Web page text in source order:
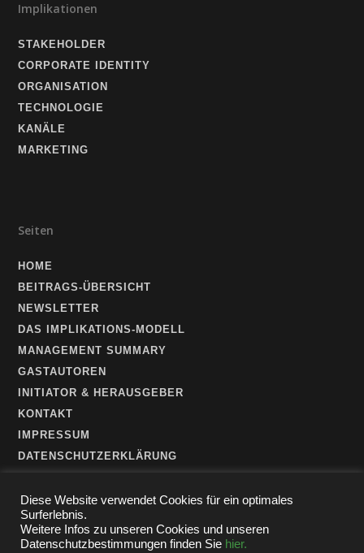
Implikationen
STAKEHOLDER
CORPORATE IDENTITY
ORGANISATION
TECHNOLOGIE
KANÄLE
MARKETING
Seiten
HOME
BEITRAGS-ÜBERSICHT
NEWSLETTER
DAS IMPLIKATIONS-MODELL
MANAGEMENT SUMMARY
GASTAUTOREN
INITIATOR & HERAUSGEBER
KONTAKT
IMPRESSUM
DATENSCHUTZERKLÄRUNG
Diese Website verwendet Cookies für ein optimales
Surferlebnis.
Weitere Infos zu unseren Cookies und unseren
Datenschutzbestimmungen finden Sie hier.